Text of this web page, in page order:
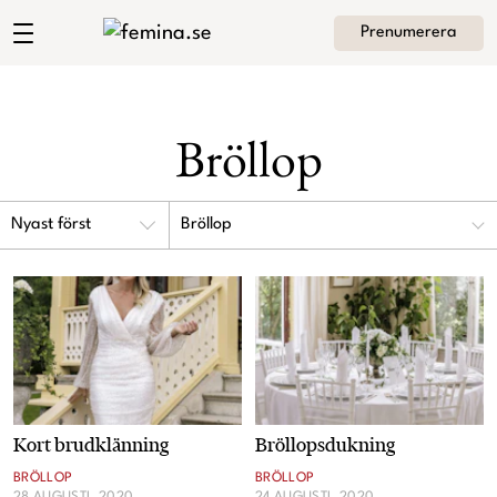
Prenumerera
Krönikor
Livsstil
Intervjuer
Andrea Brodins blogg Meny
Hem
Kategorier
Bröllop
Bröllop
Kort brudklänning
BRÖLLOP
Bröllopsdukning
BRÖLLOP